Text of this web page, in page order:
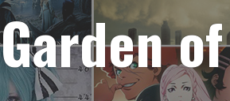
Garden